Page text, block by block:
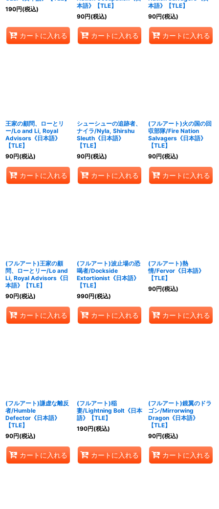
190円(税込)
カートに入れる
本語》【TLE】
90円(税込)
カートに入れる
本語》【TLE】
90円(税込)
カートに入れる
王家の顧問、ローとリ
ー/Lo and Li, Royal
Advisors《日本語》
【TLE】
90円(税込)
カートに入れる
シューシューの追跡者、
ナイラ/Nyla, Shirshu
Sleuth《日本語》
【TLE】
90円(税込)
カートに入れる
(フルアート)火の国の回
収部隊/Fire Nation
Salvagers《日本語》
【TLE】
90円(税込)
カートに入れる
(フルアート)王家の顧
問、ローとリー/Lo and
Li, Royal Advisors《日
本語》【TLE】
90円(税込)
カートに入れる
(フルアート)波止場の恐
喝者/Dockside
Extortionist《日本語》
【TLE】
990円(税込)
カートに入れる
(フルアート)熱
情/Fervor《日本語》
【TLE】
90円(税込)
カートに入れる
(フルアート)謙虚な離反
者/Humble
Defector《日本語》
【TLE】
90円(税込)
カートに入れる
(フルアート)稲
妻/Lightning Bolt《日本
語》【TLE】
190円(税込)
カートに入れる
(フルアート)鏡翼のドラ
ゴン/Mirrorwing
Dragon《日本語》
【TLE】
90円(税込)
カートに入れる